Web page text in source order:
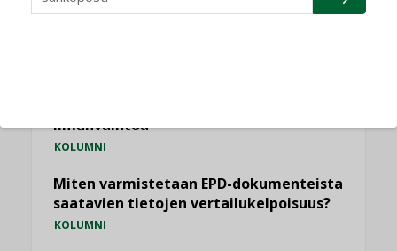
KOLUMNI
ilmanvaihtoa
KOLUMNI
Miten varmistetaan EPD-dokumenteista
saatavien tietojen vertailukelpoisuus?
KOLUMNI